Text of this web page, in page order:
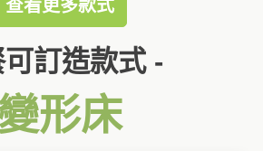
查看更多款式
訂造款式 -
變形床